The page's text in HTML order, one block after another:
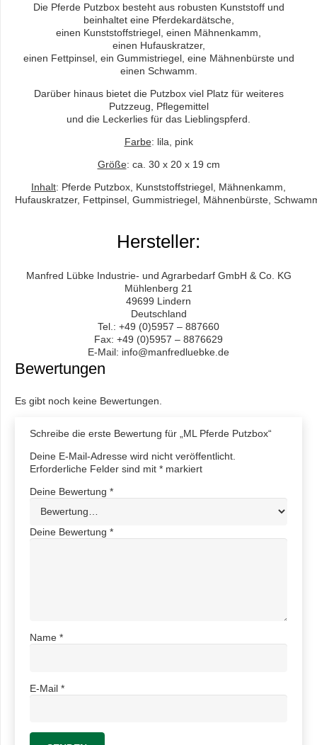
Die Pferde Putzbox besteht aus robusten Kunststoff und
beinhaltet eine Pferdekardätsche,
einen Kunststoffstriegel, einen Mähnenkamm,
einen Hufauskratzer,
einen Fettpinsel, ein Gummistriegel, eine Mähnenbürste und
einen Schwamm.
Darüber hinaus bietet die Putzbox viel Platz für weiteres
Putzzeug, Pflegemittel
und die Leckerlies für das Lieblingspferd.
Farbe: lila, pink
Größe: ca. 30 x 20 x 19 cm
Inhalt: Pferde Putzbox, Kunststoffstriegel, Mähnenkamm,
Hufauskratzer, Fettpinsel, Gummistriegel, Mähnenbürste,
Hersteller:
Manfred Lübke Industrie- und Agrarbedarf GmbH & Co. KG
Mühlenberg 21
49699 Lindern
Deutschland
Tel.: +49 (0)5957 – 887660
Fax: +49 (0)5957 – 8876629
E-Mail: info@manfredluebke.de
Bewertungen
Es gibt noch keine Bewertungen.
Schreibe die erste Bewertung für „ML Pferde Putzbox“
Deine E-Mail-Adresse wird nicht veröffentlicht.
Erforderliche Felder sind mit * markiert
Deine Bewertung *
Deine Bewertung *
Name *
E-Mail *